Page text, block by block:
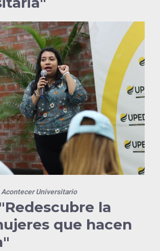
Acontecer Universitario
la
que hacen